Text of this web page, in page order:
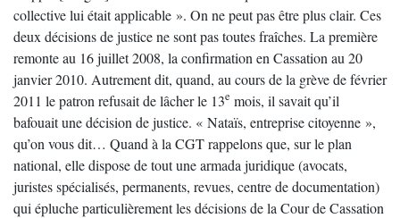
collective lui était applicable ». On ne peut pas être plus clair. Ces
deux décisions de justice ne sont pas toutes fraîches. La première
remonte au 16 juillet 2008, la confirmation en Cassation au 20
janvier 2010. Autrement dit, quand, au cours de la grève de février
2011 le patron refusait de lâcher le 13e mois, il savait qu’il
bafouait une décision de justice. « Nataïs, entreprise citoyenne »,
qu’on vous dit… Quand à la CGT rappelons que, sur le plan
national, elle dispose de tout une armada juridique (avocats,
juristes spécialisés, permanents, revues, centre de documentation)
qui épluche particulièrement les décisions de la Cour de Cassation